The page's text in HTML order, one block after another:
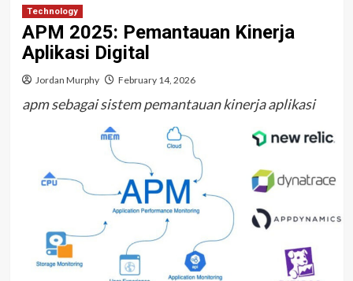
Technology
APM 2025: Pemantauan Kinerja
Aplikasi Digital
Jordan Murphy February 14, 2026
apm sebagai sistem pemantauan kinerja aplikasi